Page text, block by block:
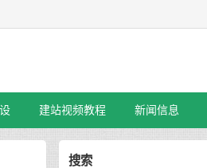
建站视频教程 新闻信息
搜索